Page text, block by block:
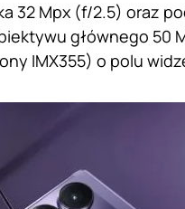
32 Mpx (f/2.5) oraz
głównego 50
IMX355) o polu